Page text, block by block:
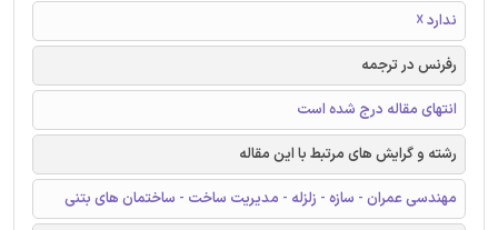
ندارد ☓
رفرنس در ترجمه
انتهای مقاله درج شده است
رشته و گرایش های مرتبط با این مقاله
مهندسی عمران - سازه - زلزله - مدیریت ساخت - ساختمان های بتنی